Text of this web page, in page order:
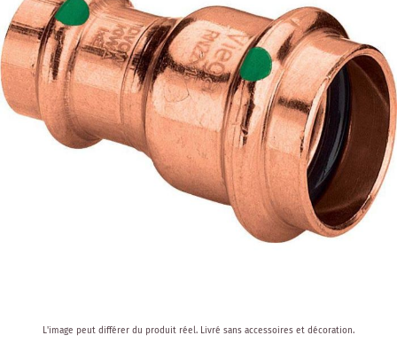
the
images
gallery
L'image peut différer du produit réel. Livré sans accessoires et décoration.